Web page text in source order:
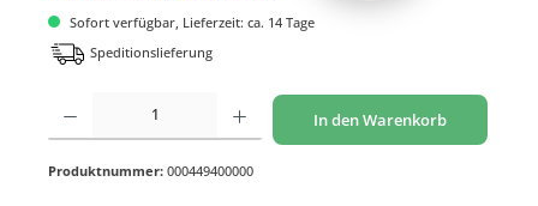
Sofort verfügbar, Lieferzeit: ca. 14 Tage
Speditionslieferung
Produkt Anzahl: Gib den gewünschten Wert ein oder benutze die Schaltflächen um
In den Warenkorb
Produktnummer: 000449400000